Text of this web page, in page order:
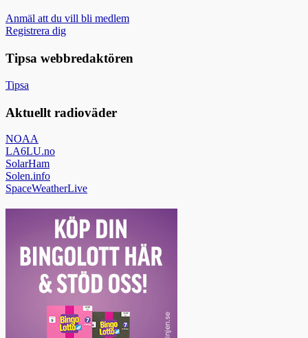
Anmäl att du vill bli medlem
Registrera dig
Tipsa webbredaktören
Tipsa
Aktuellt radioväder
NOAA
LA6LU.no
SolarHam
Solen.info
SpaceWeatherLive